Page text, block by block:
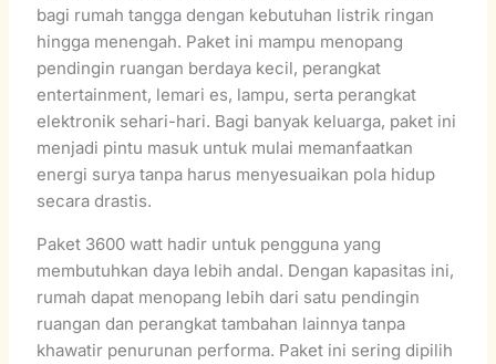
bagi rumah tangga dengan kebutuhan listrik ringan
hingga menengah. Paket ini mampu menopang
pendingin ruangan berdaya kecil, perangkat
entertainment, lemari es, lampu, serta perangkat
elektronik sehari-hari. Bagi banyak keluarga, paket ini
menjadi pintu masuk untuk mulai memanfaatkan
energi surya tanpa harus menyesuaikan pola hidup
secara drastis.
Paket 3600 watt hadir untuk pengguna yang
membutuhkan daya lebih andal. Dengan kapasitas ini,
rumah dapat menopang lebih dari satu pendingin
ruangan dan perangkat tambahan lainnya tanpa
khawatir penurunan performa. Paket ini sering dipilih